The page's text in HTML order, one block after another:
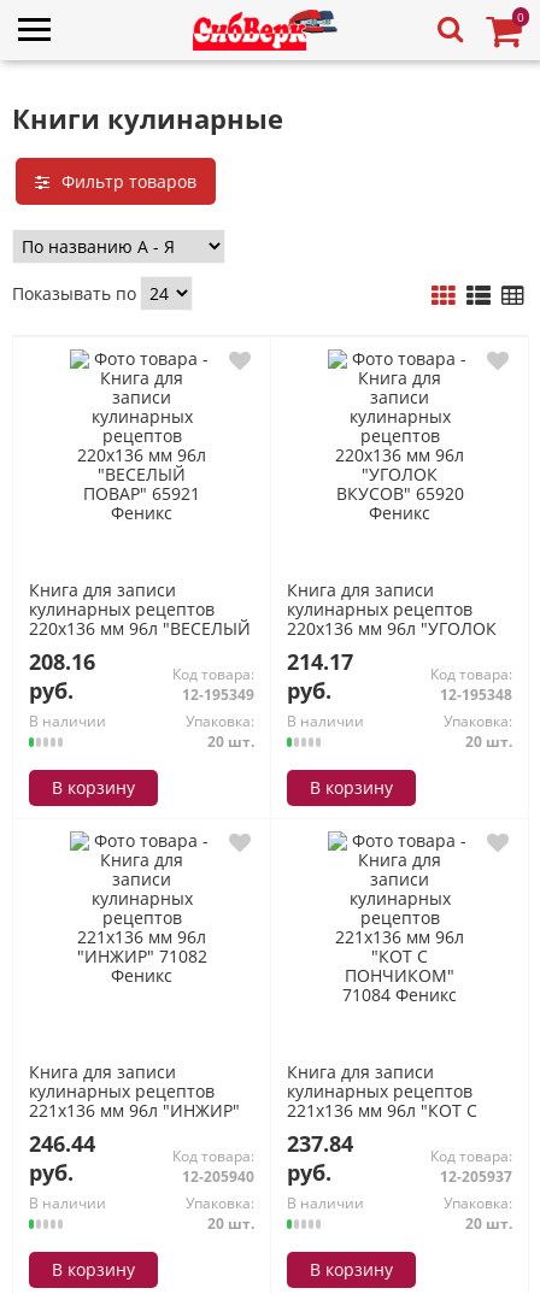
0
Книги кулинарные
Фильтр товаров
Показывать по
Книга для записи
кулинарных рецептов
220х136 мм 96л "ВЕСЕЛЫЙ
208.16
руб.
Код товара:
12-195349
В наличии
Упаковка:
20 шт.
В корзину
Книга для записи
кулинарных рецептов
220х136 мм 96л "УГОЛОК
214.17
руб.
Код товара:
12-195348
В наличии
Упаковка:
20 шт.
В корзину
Книга для записи
кулинарных рецептов
221х136 мм 96л "ИНЖИР"
246.44
руб.
Код товара:
12-205940
В наличии
Упаковка:
20 шт.
В корзину
Книга для записи
кулинарных рецептов
221х136 мм 96л "КОТ С
Феникс
237.84
руб.
Код товара:
12-205937
В наличии
Упаковка:
20 шт.
В корзину